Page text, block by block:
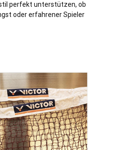
perfekt unterstützen, ob
oder erfahrener Spieler